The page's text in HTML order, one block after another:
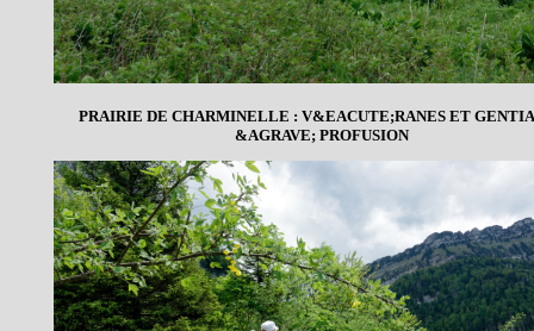
PRAIRIE DE CHARMINELLE : V&EACUTE;RANES ET
&AGRAVE; PROFUSION